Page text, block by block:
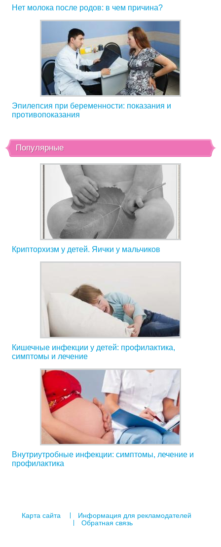
Нет молока после родов: в чем причина?
Эпилепсия при беременности: показания и
противопоказания
Популярные
Крипторхизм у детей. Яички у мальчиков
Кишечные инфекции у детей: профилактика,
симптомы и лечение
Внутриутробные инфекции: симптомы, лечение и
профилактика
Карта сайта
Информация для рекламодателей
Обратная связь